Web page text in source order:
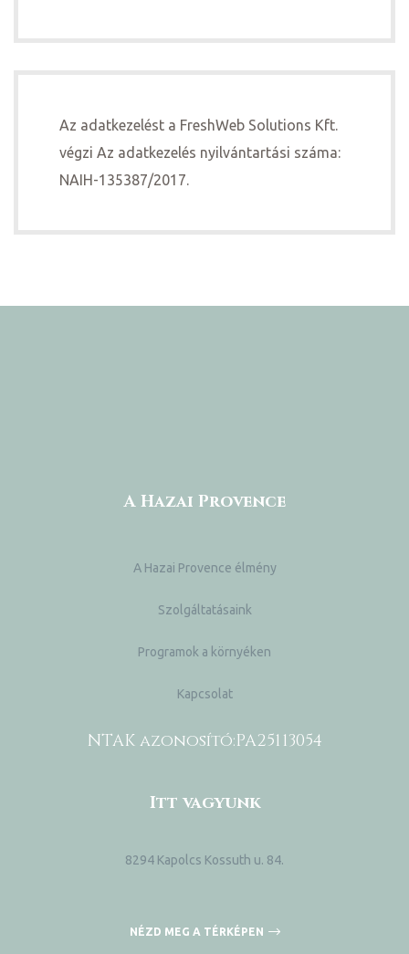
Az adatkezelést a FreshWeb Solutions Kft.
végzi Az adatkezelés nyilvántartási száma:
NAIH-135387/2017.
A Hazai Provence
A Hazai Provence élmény
Szolgáltatásaink
Programok a környéken
Kapcsolat
NTAK azonosító:PA25113054
Itt vagyunk
8294 Kapolcs Kossuth u. 84.
NÉZD MEG A TÉRKÉPEN